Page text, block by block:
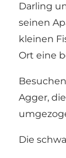
Darling
seinen
kleinen
Ort eine
Agger,
Die